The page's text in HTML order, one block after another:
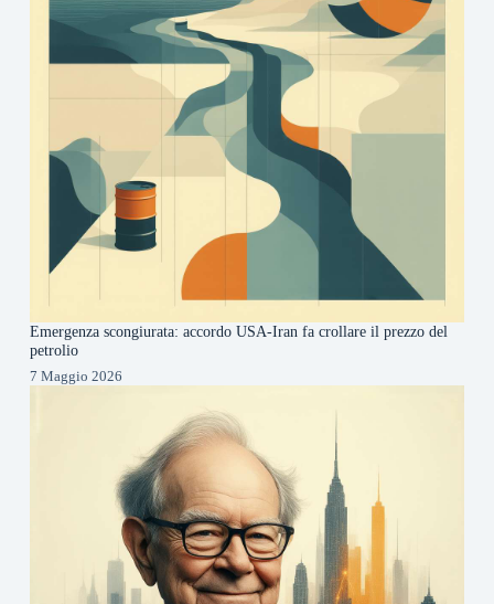
Emergenza scongiurata: accordo USA-Iran fa crollare il prezzo del
petrolio
7 Maggio 2026